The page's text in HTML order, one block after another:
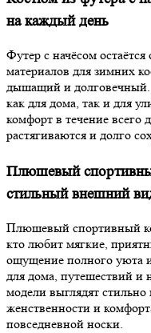
на каждый день
Футер с начёсом
материалов для зимних
дышащий и долговечный.
как для дома, так и для
комфорт в течение всего
растягиваются и долго
Плюшевый
стильный внешний
Плюшевый спортивный
кто любит мягкие,
ощущение полного уюта
для дома, путешествий
модели выглядят
женственности и
повседневной носки.